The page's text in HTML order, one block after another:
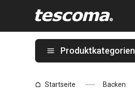
Produktkategorien
Startseite Backen